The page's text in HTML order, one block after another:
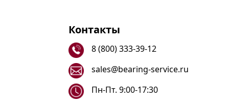
Контакты
8 (800) 333-39-12
sales@bearing-service.ru
Пн-Пт. 9:00-17:30